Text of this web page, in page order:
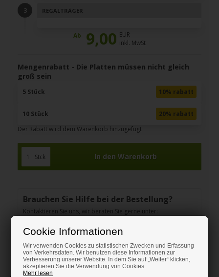
Cookie Informationen
Wir verwenden Cookies zu statistischen Zwecken und Erfassung
von Verkehrsdaten. Wir benutzen diese Informationen zur
Verbesserung unserer Website. In dem Sie auf „Weiter“ klicken,
akzeptieren Sie die Verwendung von Cookies.
Mehr lesen
REGALTRÄGER
Ab 9,00 EUR
inkl. MwSt
Mengenrabatt - Die Platten müssen nicht gleich
groß sein
5 Stück 10% rabatt
10 Stück
20% rabatt
Der Rabatt wird dem Warenkorb hinzugefügt
Stck
Brauchen Sie Hilfe bei der Bestellung?
Kontaktieren Sie uns, wir beraten Sie gerne unter:
kundenservice@hm-holzshop.de